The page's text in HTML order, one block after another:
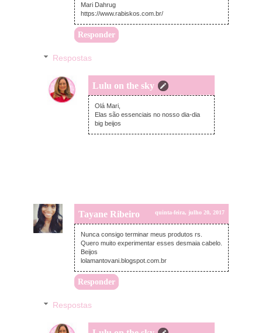
Mari Dahrug
https://www.rabiskos.com.br/
Responder
Respostas
Lulu on the sky
domingo, julho 23, 2017
Olá Mari,
Elas são essenciais no nosso dia-dia
big beijos
Tayane Ribeiro quinta-feira, julho 20, 2017
Nunca consigo terminar meus produtos rs.
Quero muito experimentar esses desmaia cabelo.
Beijos
lolamantovani.blogspot.com.br
Responder
Respostas